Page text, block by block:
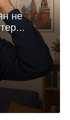
не